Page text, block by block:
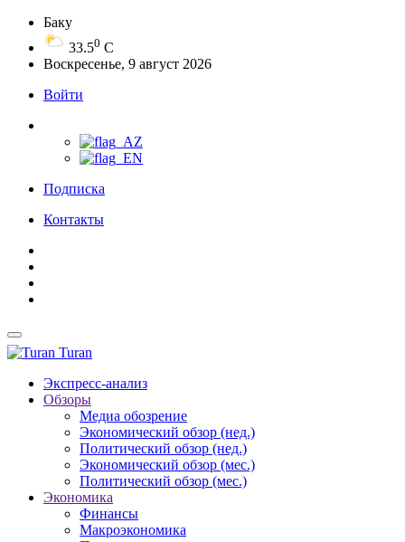
Баку
33.50 C
Воскресенье, 9 август 2026
Войти
Подписка
Контакты
Turan
Экспресс-анализ
Обзоры
Медиа обозрение
Экономический обзор (нед.)
Политический обзор (нед.)
Экономический обзор (мес.)
Политический обзор (мес.)
Экономика
Финансы
Макроэкономика